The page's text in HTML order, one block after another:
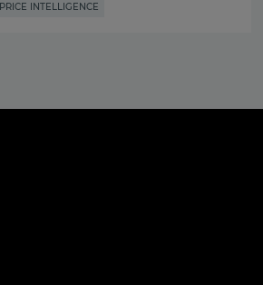
PRICE INTELLIGENCE